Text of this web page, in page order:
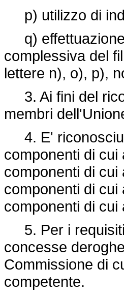
p) utilizzo di
q) effettuazione
complessiva del
lettere n), o), p),
3. Ai fini del
membri
4. E'
componenti di
componenti di
componenti di cui
componenti di
5. Per i requisiti
concesse
Commissione di
competente.